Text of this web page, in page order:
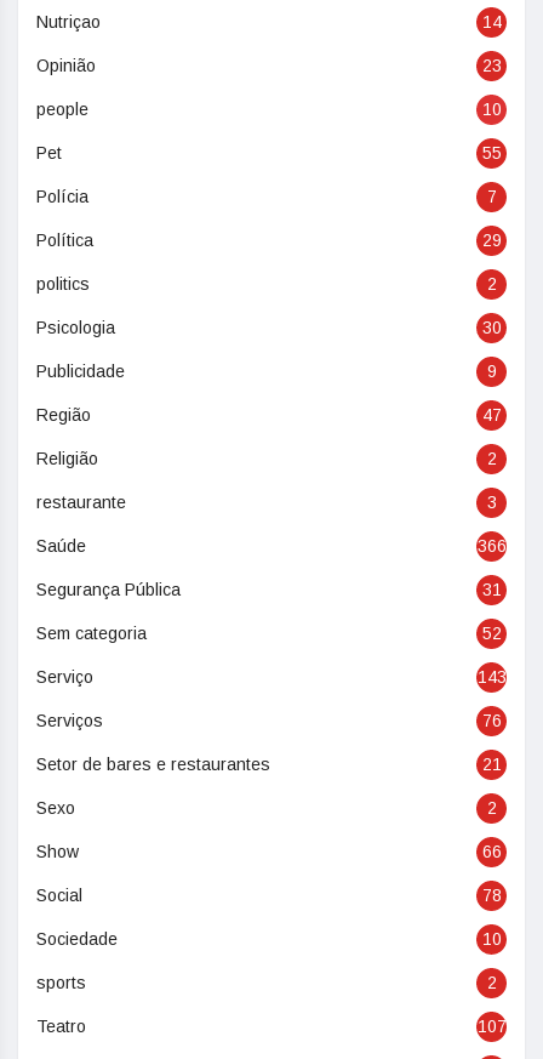
Nutriçao 14
Opinião 23
people 10
Pet 55
Polícia 7
Política 29
politics 2
Psicologia 30
Publicidade 9
Região 47
Religião 2
restaurante 3
Saúde 366
Segurança Pública 31
Sem categoria 52
Serviço 143
Serviços 76
Setor de bares e restaurantes 21
Sexo 2
Show 66
Social 78
Sociedade 10
sports 2
Teatro 107